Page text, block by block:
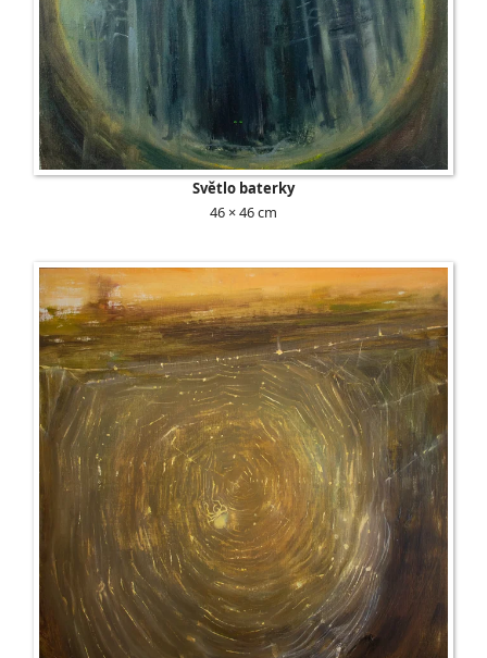
Světlo baterky
46 × 46 cm